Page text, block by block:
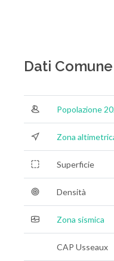
Dati Comune
Popolazione
Zona
Superficie
Densità
Zona sismica
CAP Usseaux